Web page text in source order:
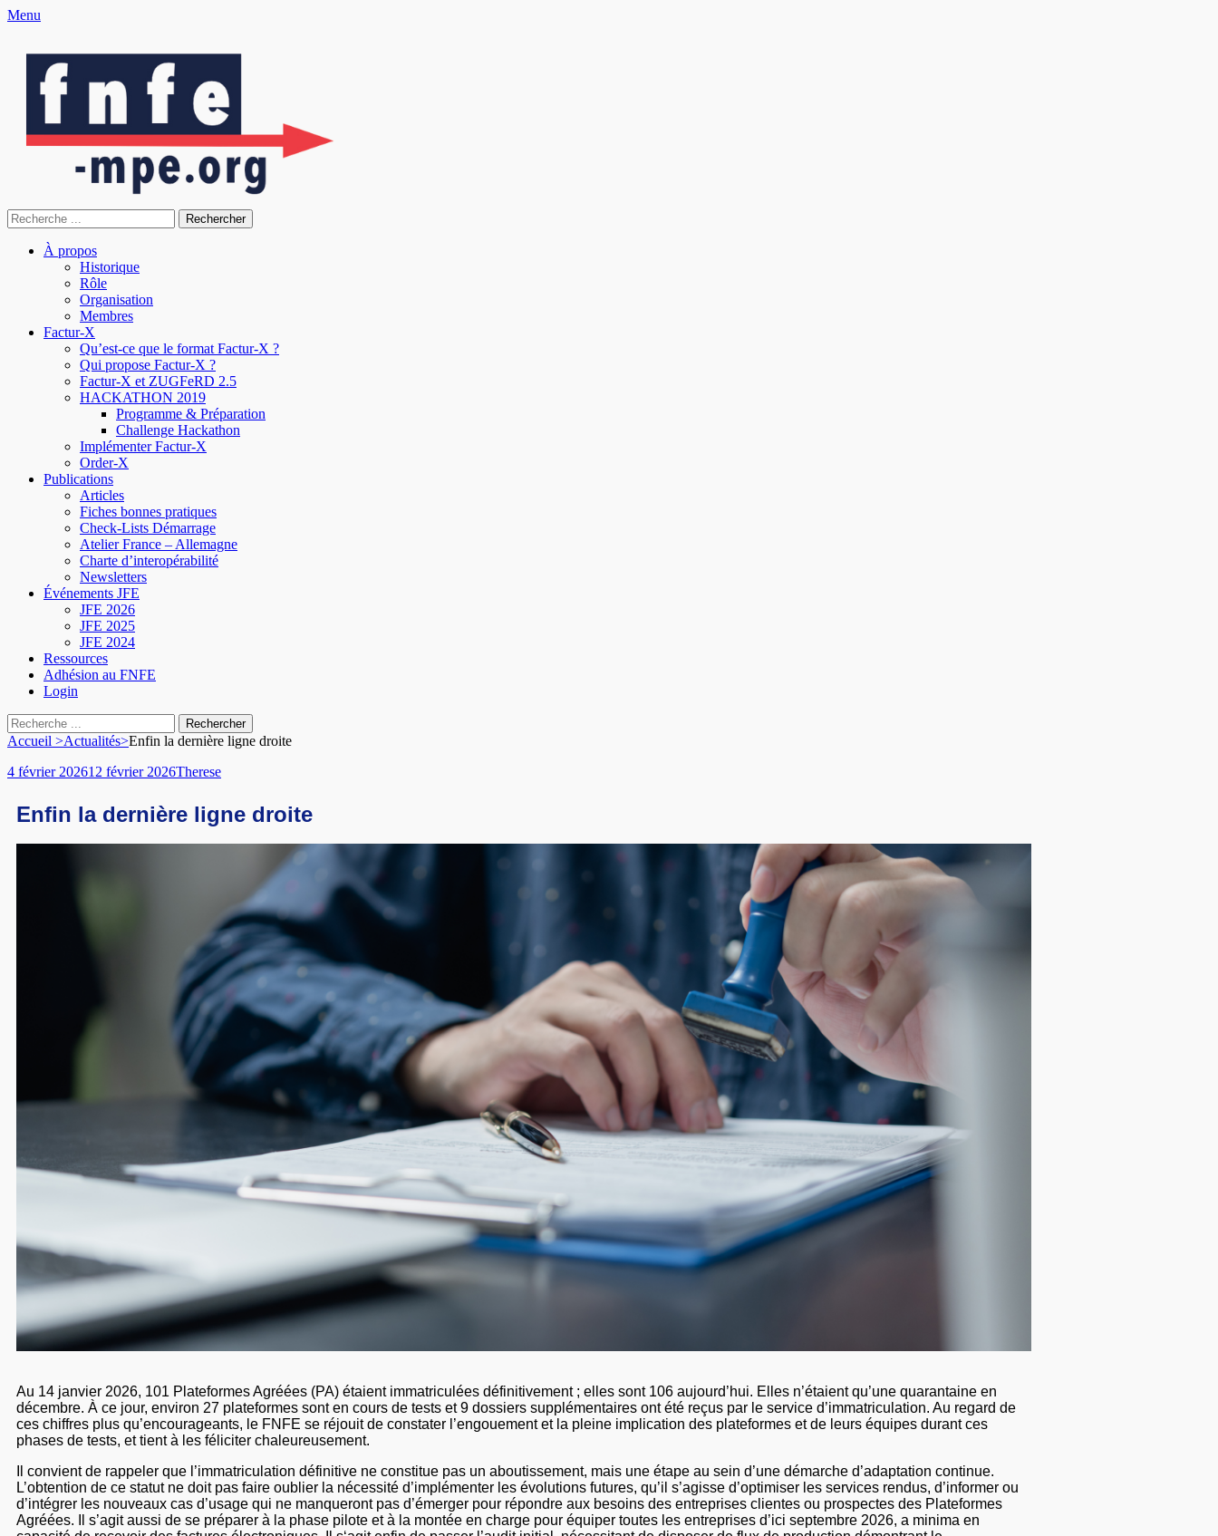
Menu
L'envol de la facture électronique
À propos
Historique
Rôle
Organisation
Membres
Factur-X
Qu’est-ce que le format Factur-X ?
Qui propose Factur-X ?
Factur-X et ZUGFeRD 2.5
HACKATHON 2019
Programme & Préparation
Challenge Hackathon
Implémenter Factur-X
Order-X
Publications
Articles
Fiches bonnes pratiques
Check-Lists Démarrage
Atelier France – Allemagne
Charte d’interopérabilité
Newsletters
Événements JFE
JFE 2026
JFE 2025
JFE 2024
Ressources
Adhésion au FNFE
Login
Accueil >Actualités>Enfin la dernière ligne droite
4 février 202612 février 2026Therese
Enfin la dernière ligne droite
Au 14 janvier 2026, 101 Plateformes Agréées (PA) étaient immatriculées définitivement ; elles sont 106 aujourd’hui. Elles n’étaient qu’une quarantaine en
décembre. À ce jour, environ 27 plateformes sont en cours de tests et 9 dossiers supplémentaires ont été reçus par le service d’immatriculation. Au regard de
ces chiffres plus qu’encourageants, le FNFE se réjouit de constater l’engouement et la pleine implication des plateformes et de leurs équipes durant ces
phases de tests, et tient à les féliciter chaleureusement.
Il convient de rappeler que l’immatriculation définitive ne constitue pas un aboutissement, mais une étape au sein d’une démarche d’adaptation continue.
L’obtention de ce statut ne doit pas faire oublier la nécessité d’implémenter les évolutions futures, qu’il s’agisse d’optimiser les services rendus, d’informer ou
d’intégrer les nouveaux cas d’usage qui ne manqueront pas d’émerger pour répondre aux besoins des entreprises clientes ou prospectes des Plateformes
Agréées. Il s’agit aussi de se préparer à la phase pilote et à la montée en charge pour équiper toutes les entreprises d’ici septembre 2026, a minima en